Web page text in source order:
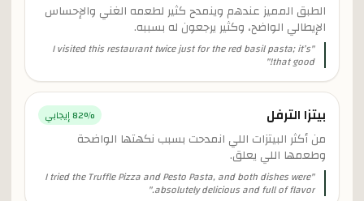
الطبق المميز عندهم وينمدح كثير لطعمه الغني والإحساس
الإيطالي الواضح، وكثير يرجعون له بسببه.
"
I visited this restaurant twice just for the red basil pasta; it’s
that good!
"
بيتزا الترفل 82% إيجابي
من أكثر البيتزات اللي انمدحت بسبب نكهتها الواضحة
وطعمها اللي يعلق.
"
I tried the Truffle Pizza and Pesto Pasta, and both dishes were
absolutely delicious and full of flavor.
"